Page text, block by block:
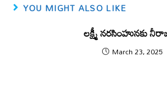
YOU MIGHT ALSO LIKE
లక్ష్మీ నరసింహునకు
March 23, 2025